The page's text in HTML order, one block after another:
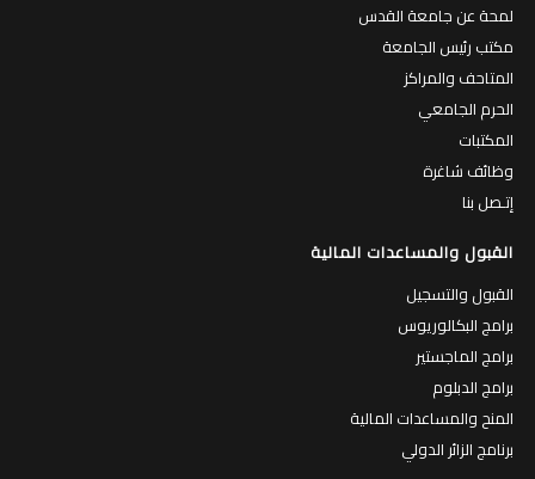
لمحة عن جامعة القدس
مكتب رئيس الجامعة
المتاحف والمراكز
الحرم الجامعي
المكتبات
وظائف شاغرة
إتـصل بنا
القبول والمساعدات المالية
القبول والتسجيل
برامج البكالوريوس
برامج الماجستير
برامج الدبلوم
المنح والمساعدات المالية
برنامج الزائر الدولي